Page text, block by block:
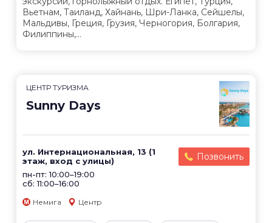
Вьетнам, Таиланд, Хайнань, Шри-Ланка, Сейшелы,
Мальдивы, Греция, Грузия, Черногория, Болгария,
Филиппины,...
ЦЕНТР ТУРИЗМА
Sunny Days
ул. Интернациональная, 13 (1
этаж, вход с улицы)
пн-пт: 10:00–19:00
сб: 11:00–16:00
Позвонить
Немига Центр